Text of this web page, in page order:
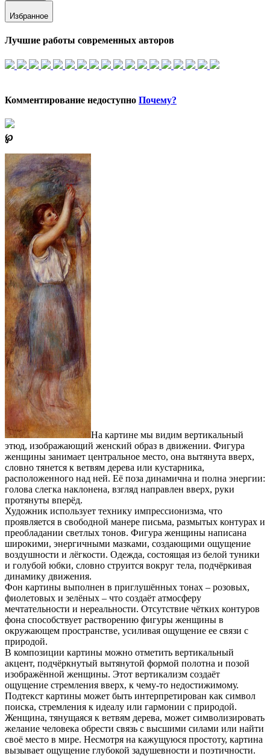
Избранное
Лучшие работы современных авторов
Комментирование недоступно Почему?
℘
На картине мы видим вертикальный
этюд, изображающий женский образ в движении. Фигура
женщины занимает центральное место, она вытянута вверх,
словно тянется к ветвям дерева или кустарника,
расположенного над ней. Её поза динамична и полна энергии:
голова слегка наклонена, взгляд направлен вверх, руки
протянуты вперёд.
Художник использует технику импрессионизма, что
проявляется в свободной манере письма, размытых контурах и
преобладании светлых тонов. Фигура женщины написана
широкими, энергичными мазками, создающими ощущение
воздушности и лёгкости. Одежда, состоящая из белой туники
и голубой юбки, словно струится вокруг тела, подчёркивая
динамику движения.
Фон картины выполнен в приглушённых тонах – розовых,
фиолетовых и зелёных – что создаёт атмосферу
мечтательности и нереальности. Отсутствие чётких контуров
фона способствует растворению фигуры женщины в
окружающем пространстве, усиливая ощущение ее связи с
природой.
В композиции картины можно отметить вертикальный
акцент, подчёркнутый вытянутой формой полотна и позой
изображённой женщины. Этот вертикализм создаёт
ощущение стремления вверх, к чему-то недостижимому.
Подтекст картины может быть интерпретирован как символ
поиска, стремления к идеалу или гармонии с природой.
Женщина, тянущаяся к ветвям дерева, может символизировать
желание человека обрести связь с высшими силами или найти
своё место в мире. Несмотря на кажущуюся простоту, картина
вызывает ощущение глубокой задушевности и поэтичности.